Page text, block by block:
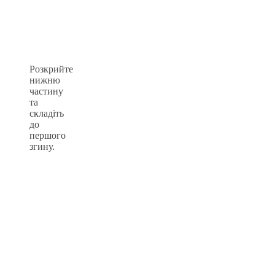
Розкрийте
нижню
частину
та
складіть
до
першого
згину.